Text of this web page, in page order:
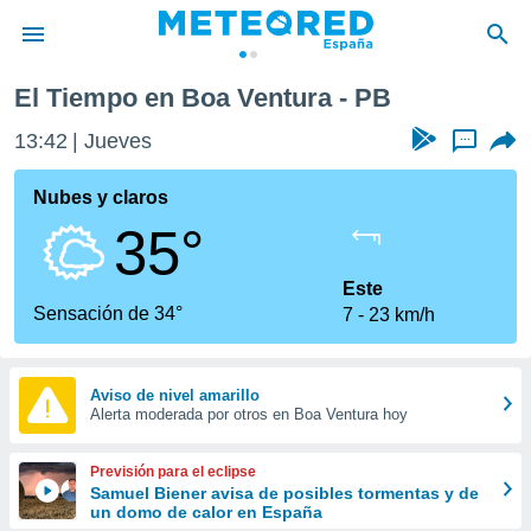
de
por
que se
calidad.
a este
las
y
forma
digital
basada
El Tiempo en Boa Ventura - PB
13:42 Jueves ...
Nubes y claros
35°
Sensación de 34°
Este
7
23 km/h
Aviso de nivel amarillo
Alerta moderada por otros en Boa Ventura hoy
Previsión para el eclipse
Samuel Biener avisa de posibles tormentas y de
un domo de calor en España